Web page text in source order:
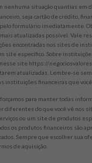
nenhuma situação quantias em
seja cartão de crédito,
formulário imediatamente.
atualizadas possível. Vale
encontradas nos sites de
site específico. Sobre
site https://
atualizadas. Lembre-se
instituições financeiras que
para manter todas
diferentes do que você vê nos
ou um site de produtos
os produtos financeiros são
Sempre que escolher sua
de aquisição.